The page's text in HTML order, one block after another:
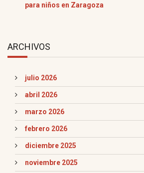
para niños en Zaragoza
ARCHIVOS
julio 2026
abril 2026
marzo 2026
febrero 2026
diciembre 2025
noviembre 2025